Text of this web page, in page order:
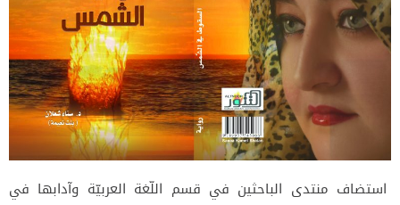
استضاف منتدى الباحثين في قسم اللّغة العربيّة وآدابها في